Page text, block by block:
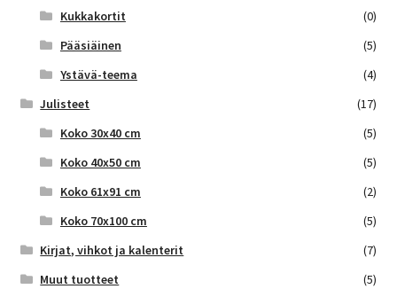
Kukkakortit
(0)
Pääsiäinen
(5)
Ystävä-teema
(4)
Julisteet
(17)
Koko 30x40 cm
(5)
Koko 40x50 cm
(5)
Koko 61x91 cm
(2)
Koko 70x100 cm
(5)
Kirjat, vihkot ja kalenterit
(7)
Muut tuotteet
(5)